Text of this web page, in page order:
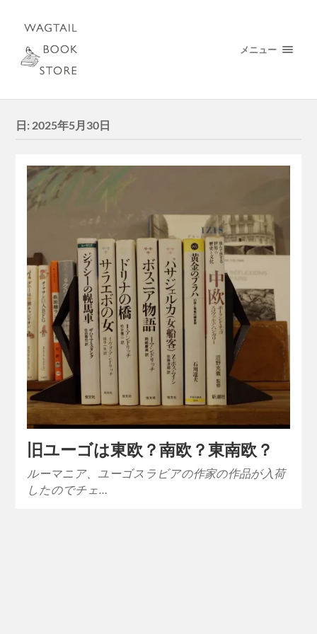
メニュー
日: 2025年5月30日
旧ユーゴは東欧？南欧？東南欧？
ルーマニア、ユーゴスラビアの作家の作品が入荷
したのでチェ…